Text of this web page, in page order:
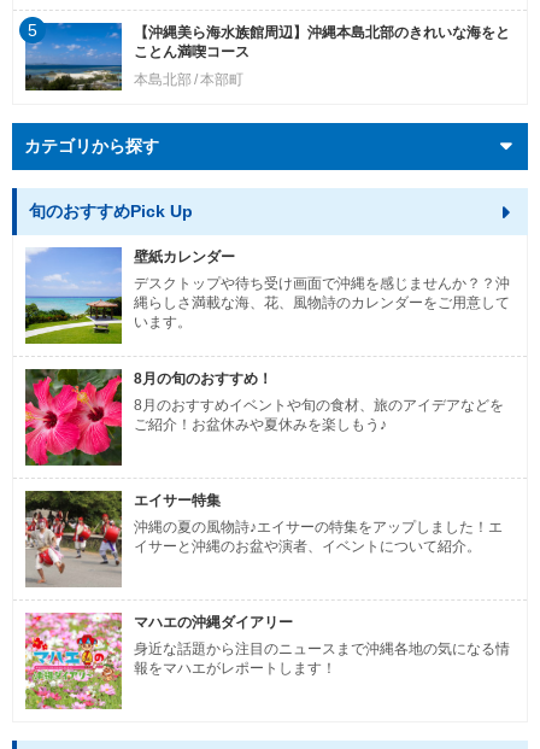
【沖縄美ら海水族館周辺】沖縄本島北部のきれいな海をと
ことん満喫コース
本島北部 本部町
5
カテゴリから探す
旬のおすすめPick Up
壁紙カレンダー
デスクトップや待ち受け画面で沖縄を感じませんか？？沖
縄らしさ満載な海、花、風物詩のカレンダーをご用意して
います。
8月の旬のおすすめ！
8月のおすすめイベントや旬の食材、旅のアイデアなどを
ご紹介！お盆休みや夏休みを楽しもう♪
エイサー特集
沖縄の夏の風物詩♪エイサーの特集をアップしました！エ
イサーと沖縄のお盆や演者、イベントについて紹介。
マハエの沖縄ダイアリー
身近な話題から注目のニュースまで沖縄各地の気になる情
報をマハエがレポートします！